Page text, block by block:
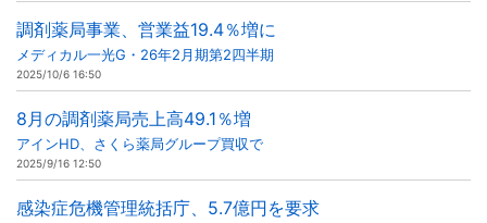
調剤薬局事業、営業益19.4％増に
メディカル一光G・26年2月期第2四半期
2025/10/6 16:50
8月の調剤薬局売上高49.1％増
アインHD、さくら薬局グループ買収で
2025/9/16 12:50
感染症危機管理統括庁、5.7億円を要求